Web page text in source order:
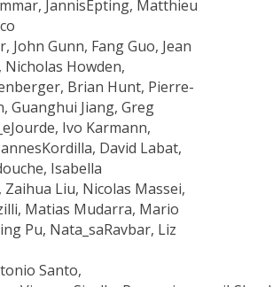
, JannisEpting, Matthieu
, John Gunn, FangGuo, Jean
, Nicholas Howden,
, Brian Hunt, Pierre-
, Guanghui Jiang, Greg
Jourde, Ivo Karmann,
Kordilla, David Labat,
Isabella
, Zaihua Liu, Nicolas Massei,
, Matias Mudarra, Mario
Pu, Nata_saRavbar, Liz
Santo,